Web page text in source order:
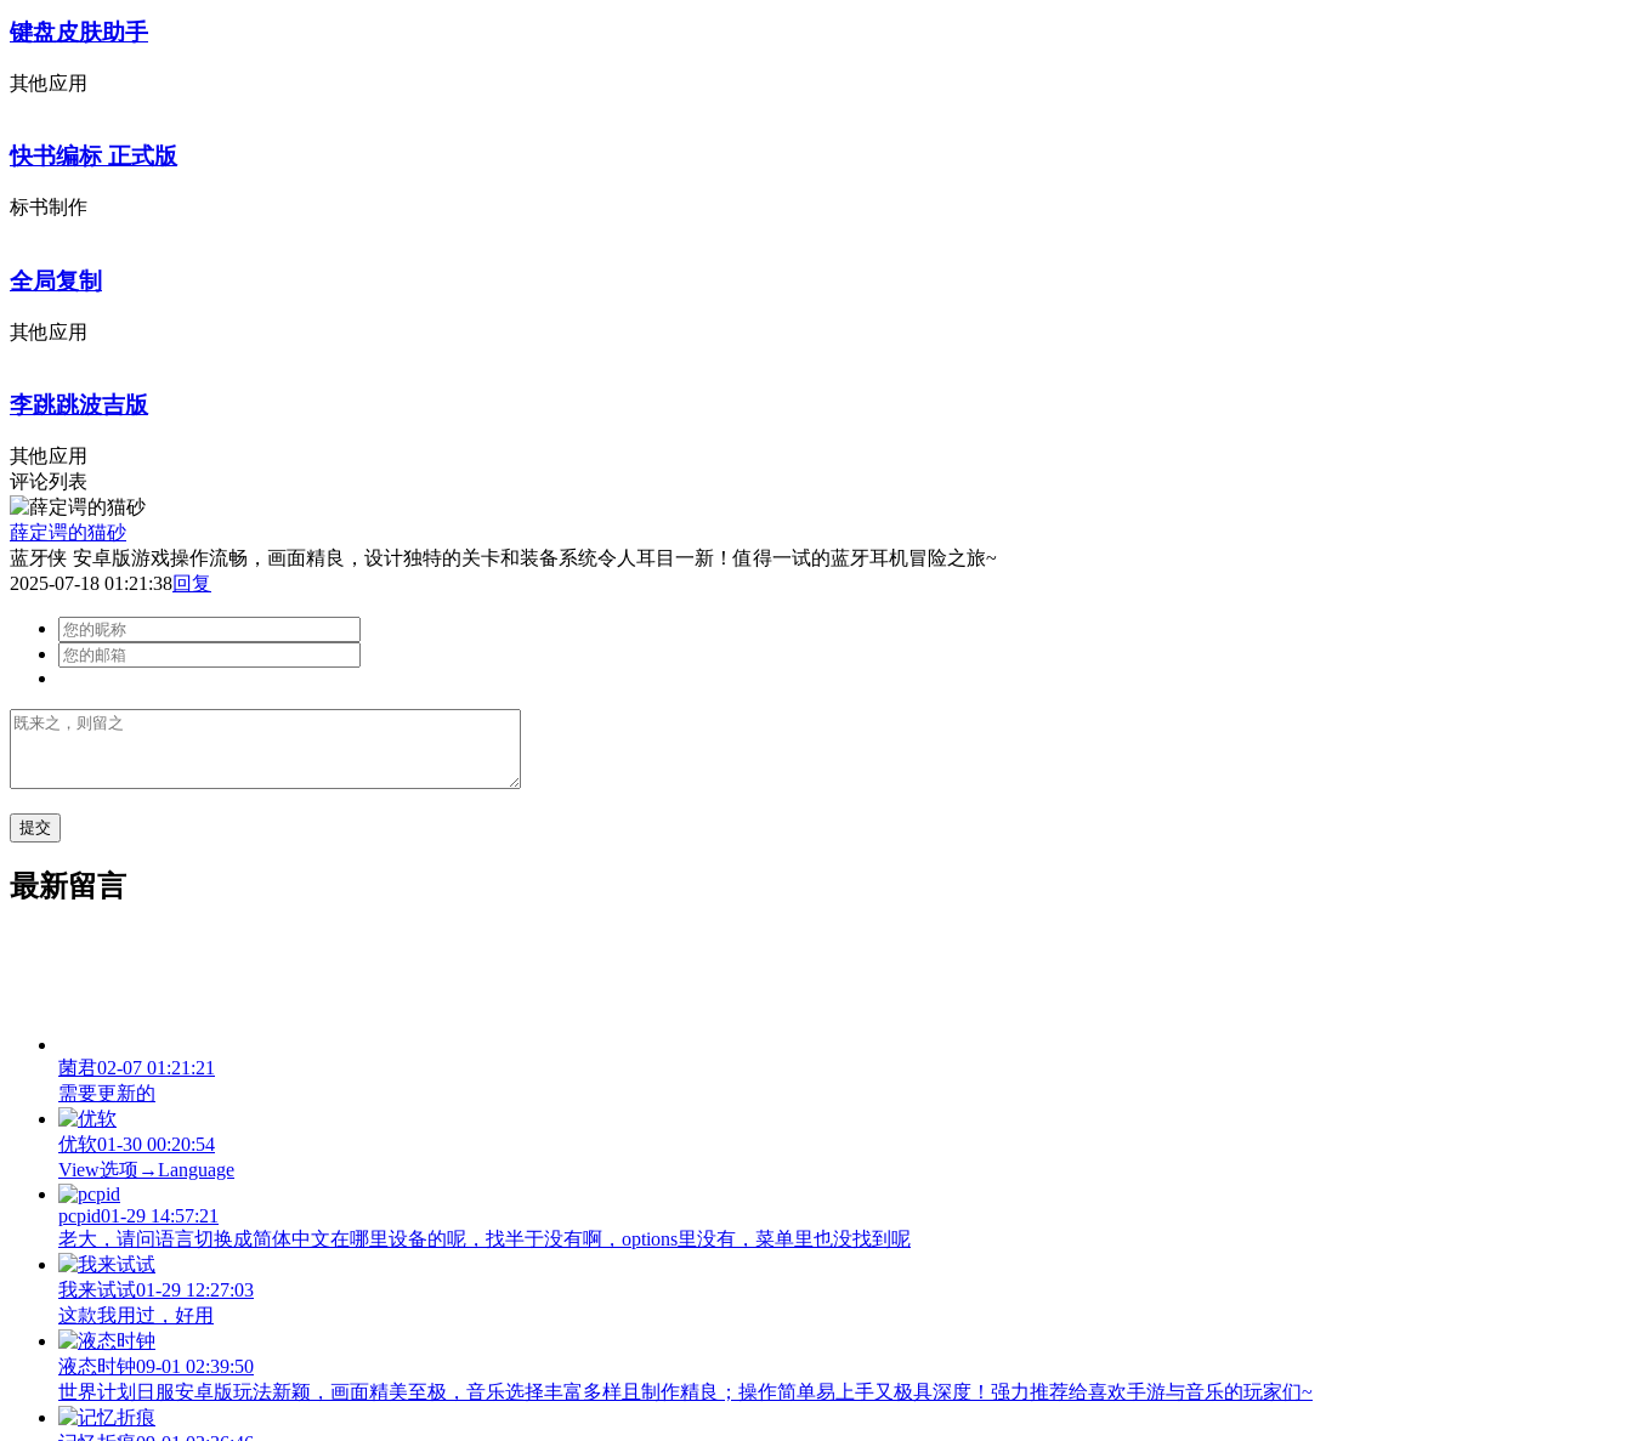
键盘皮肤助手
其他应用
快书编标 正式版
标书制作
全局复制
其他应用
李跳跳波吉版
其他应用
评论列表
薛定谔的猫砂
蓝牙侠 安卓版游戏操作流畅，画面精良，设计独特的关卡和装备系统令人耳目一新！值得一试的蓝牙耳机冒险之旅~
2025-07-18 01:21:38回复
最新留言
菌君02-07 01:21:21
需要更新的
优软01-30 00:20:54
View‌选项→Language
pcpid01-29 14:57:21
老大，请问语言切换成简体中文在哪里设备的呢，找半于没有啊，options里没有，菜单里也没找到呢
我来试试01-29 12:27:03
这款我用过，好用
液态时钟09-01 02:39:50
世界计划日服安卓版玩法新颖，画面精美至极，音乐选择丰富多样且制作精良；操作简单易上手又极具深度！强力推荐给喜欢手游与音乐的玩家们~